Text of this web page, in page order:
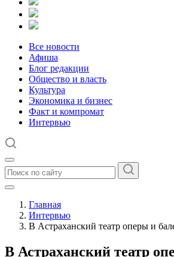
Все новости
Афиша
Блог редакции
Общество и власть
Культура
Экономика и бизнес
Факт и компромат
Интервью
Главная
Интервью
В Астраханский театр оперы и
В Астраханский театр